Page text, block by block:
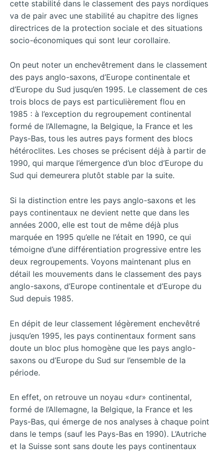
cette stabilité dans le classement des pays nordiques
va de pair avec une stabilité au chapitre des lignes
directrices de la protection sociale et des situations
socio-économiques qui sont leur corollaire.
On peut noter un enchevêtrement dans le classement
des pays anglo-saxons, d’Europe continentale et
d’Europe du Sud jusqu’en 1995. Le classement de ces
trois blocs de pays est particulièrement flou en
1985 : à l’exception du regroupement continental
formé de l’Allemagne, la Belgique, la France et les
Pays-Bas, tous les autres pays forment des blocs
hétéroclites. Les choses se précisent déjà à partir de
1990, qui marque l’émergence d’un bloc d’Europe du
Sud qui demeurera plutôt stable par la suite.
Si la distinction entre les pays anglo-saxons et les
pays continentaux ne devient nette que dans les
années 2000, elle est tout de même déjà plus
marquée en 1995 qu’elle ne l’était en 1990, ce qui
témoigne d’une différentiation progressive entre les
deux regroupements. Voyons maintenant plus en
détail les mouvements dans le classement des pays
anglo-saxons, d’Europe continentale et d’Europe du
Sud depuis 1985.
En dépit de leur classement légèrement enchevêtré
jusqu’en 1995, les pays continentaux forment sans
doute un bloc plus homogène que les pays anglo-
saxons ou d’Europe du Sud sur l’ensemble de la
période.
En effet, on retrouve un noyau «dur» continental,
formé de l’Allemagne, la Belgique, la France et les
Pays-Bas, qui émerge de nos analyses à chaque point
dans le temps (sauf les Pays-Bas en 1990). L’Autriche
et la Suisse sont sans doute les pays continentaux